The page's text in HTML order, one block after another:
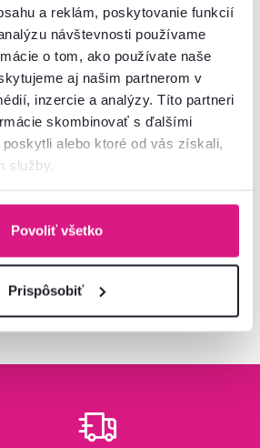
a reklám, poskytovanie funkcií
návštevnosti používame
o tom, ako používate naše
aj našim partnerom v
inzercie a analýzy. Títo partneri
skombinovať s ďalšími
alebo ktoré od vás získali,
služby.
Povoliť všetko
Prispôsobiť
na
-11%
4,8 6
Plechový záhradný domček na
náradie, hnedá/antracitová,
3,6x3,1x2,5 m, GABKO
789 €
699 € -11%
ste8produktov z8